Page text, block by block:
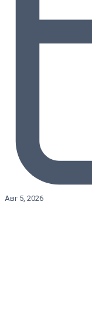
Авг 5, 2026